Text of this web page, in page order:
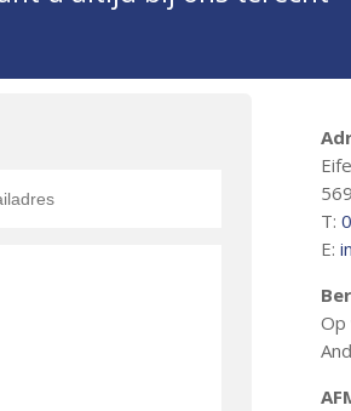
T:
E:
Op